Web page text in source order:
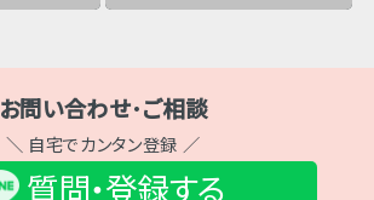
お問い合わせ･ご相談
＼ 自宅でカンタン登録 ／
質問・登録する